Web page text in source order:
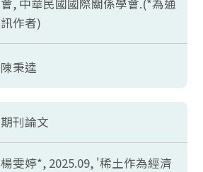
會, 中華民國國際關係學會.(*為通
訊作者)
陳秉逵
期刊論文
楊雯婷*, 2025.09, '稀土作為經濟